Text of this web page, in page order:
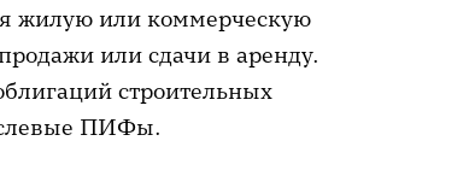
жилую или коммерческую
или сдачи в аренду.
строительных
ПИФы.